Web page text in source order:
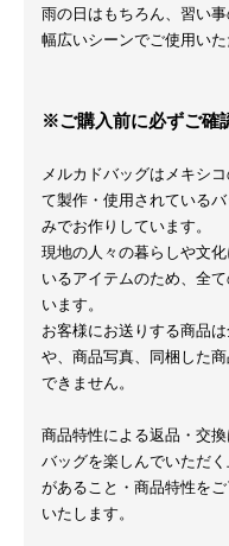
雨の日はもちろん、習い
幅広いシーンでご使用いた
※ご購入前に必ずご確
メルカドバッグはメキシ
て製作・使用されている
みでお作りしています。
現地の人々の暮らしや文
いるアイテムのため、全
います。
お客様にお送りする商品
や、商品写真、同梱した
できません。
商品特性による返品・交
バッグを楽しんでいただ
があること・商品特性を
いたします。